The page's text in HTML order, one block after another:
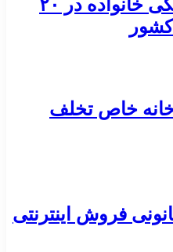
آغاز اجرای برنامه پزشکی خانواده در ۲۰
خاص تخلف
فروش اینترنتی